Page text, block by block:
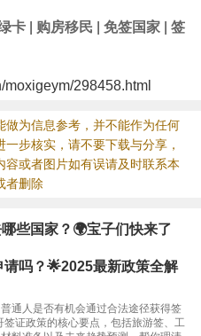
卡| 购房移民 免签国家| 签
298458.html
为信息参考，并不能作为任何
步核实，请不要下载与分享，
或者图片如有误请及时联系本
者删除
些国家？🌍宝子们快来了
吗？🌟2025最新政策全解
通人是否有机会通过合法途径获得签
证政策的核心要点，包括旅游签、工